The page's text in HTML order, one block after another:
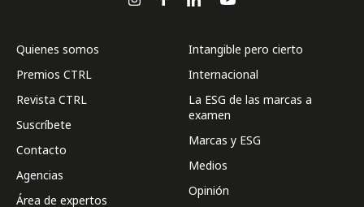
Quienes somos
Premios CTRL
Revista CTRL
Suscríbete
Contacto
Agencias
Área de expertos
Intangible pero cierto
Internacional
La ESG de las marcas a
examen
Marcas y ESG
Medios
Opinión